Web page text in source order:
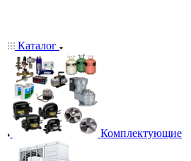
Каталог
Комплектующие